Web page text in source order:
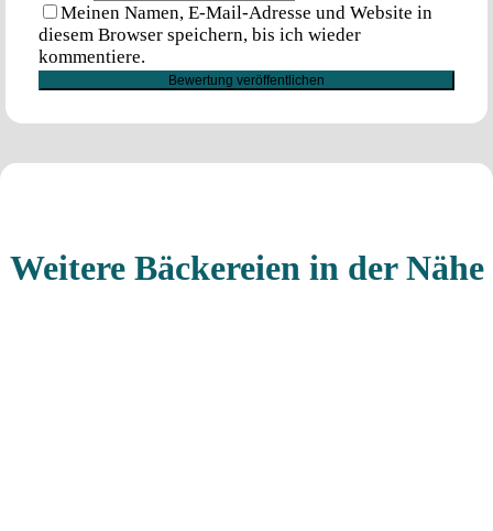
Meinen Namen, E-Mail-Adresse und Website in
diesem Browser speichern, bis ich wieder
kommentiere.
Weitere Bäckereien in der Nähe